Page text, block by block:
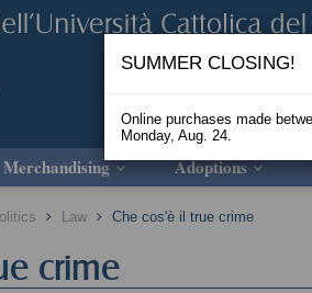
Merchandising Adoptions
Law Che cos'è il true crime
crime
SUMMER CLOSING!
Online purchases made
Monday, Aug. 24.